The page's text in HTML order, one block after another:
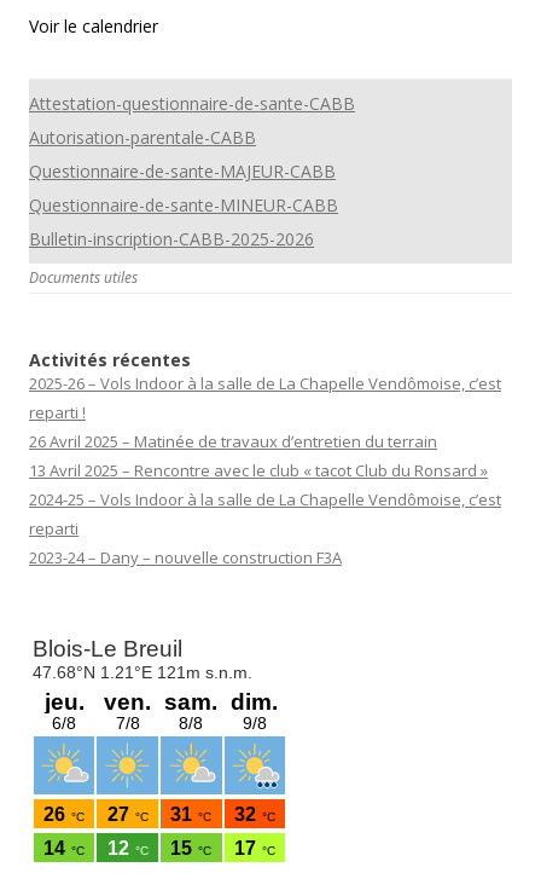
Voir le calendrier
Attestation-questionnaire-de-sante-CABB
Autorisation-parentale-CABB
Questionnaire-de-sante-MAJEUR-CABB
Questionnaire-de-sante-MINEUR-CABB
Bulletin-inscription-CABB-2025-2026
Documents utiles
Activités récentes
2025-26 – Vols Indoor à la salle de La Chapelle Vendômoise, c’est
reparti !
26 Avril 2025 – Matinée de travaux d’entretien du terrain
13 Avril 2025 – Rencontre avec le club « tacot Club du Ronsard »
2024-25 – Vols Indoor à la salle de La Chapelle Vendômoise, c’est
reparti
2023-24 – Dany – nouvelle construction F3A